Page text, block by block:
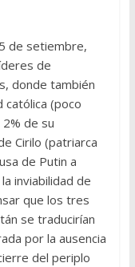
de setiembre,
de
donde también
católica (poco
de su
Cirilo (patriarca
de Putin a
inviabilidad de
que los tres
se traducirían
por la ausencia
del periplo